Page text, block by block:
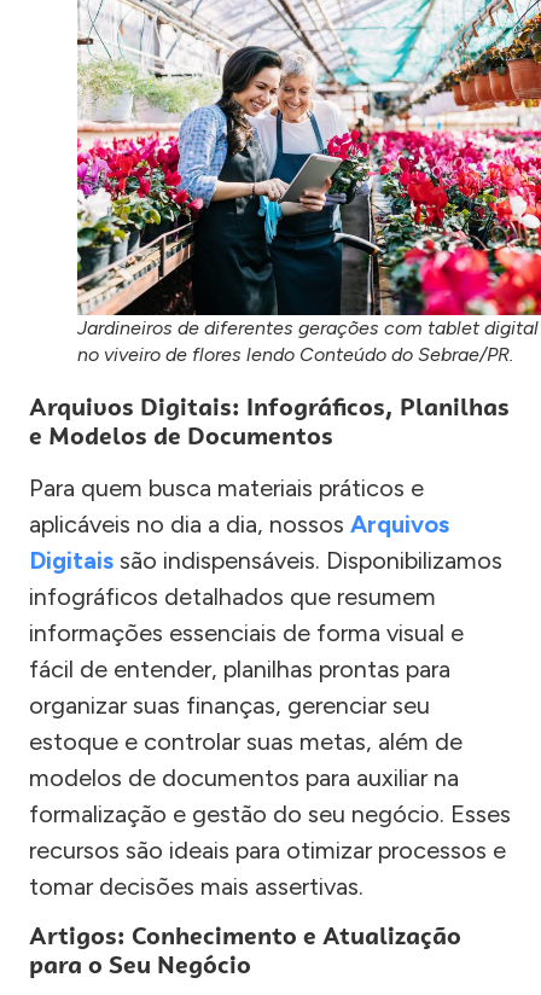
Jardineiros de diferentes gerações com tablet digital
no viveiro de flores lendo Conteúdo do Sebrae/PR.
Arquivos Digitais: Infográficos, Planilhas
e Modelos de Documentos
Para quem busca materiais práticos e
aplicáveis no dia a dia, nossos Arquivos
Digitais são indispensáveis. Disponibilizamos
infográficos detalhados que resumem
informações essenciais de forma visual e
fácil de entender, planilhas prontas para
organizar suas finanças, gerenciar seu
estoque e controlar suas metas, além de
modelos de documentos para auxiliar na
formalização e gestão do seu negócio. Esses
recursos são ideais para otimizar processos e
tomar decisões mais assertivas.
Artigos: Conhecimento e Atualização
para o Seu Negócio